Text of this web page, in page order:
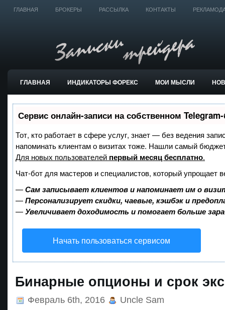
ГЛАВНАЯ БРОКЕРЫ РАССЫЛКА КОНТАКТЫ
ГЛАВНАЯ ИНДИКАТОРЫ ФОРЕКС МОИ МЫСЛИ
ТОРГОВЫЕ СИСТЕМЫ
Сервис онлайн-записи на собственном
Тот, кто работает в сфере услуг, знает — без ведения
напоминать клиентам о визитах тоже. Нашли самый
Для новых пользователей первый месяц бесплатно.
Чат-бот для мастеров и специалистов, который упрощает
—Сам записывает клиентов и напоминает им о
—Персонализирует скидки, чаевые, кэшбэк и
—Увеличивает доходимость и помогает больше
Начать пользоваться сервисом
Бинарные опционы и срок
Февраль 6th, 2016 Uncle Sam